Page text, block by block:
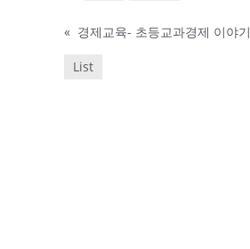
« 경제교육- 초등교과경제 이야기
List